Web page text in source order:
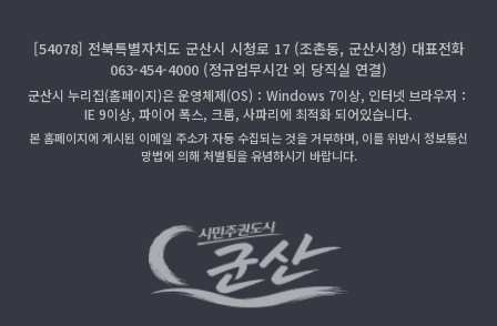
[54078] 전북특별자치도 군산시 시청로 17 (조촌동, 군산시청) 대표전화
063-454-4000 (정규업무시간 외 당직실 연결)
군산시 누리집(홈페이지)은 운영체제(OS)：Windows 7이상, 인터넷 브라우저：
IE 9이상, 파이어 폭스, 크롬, 사파리에 최적화 되어있습니다.
본 홈페이지에 게시된 이메일 주소가 자동 수집되는 것을 거부하며, 이를 위반시 정보통신
망법에 의해 처벌됨을 유념하시기 바랍니다.